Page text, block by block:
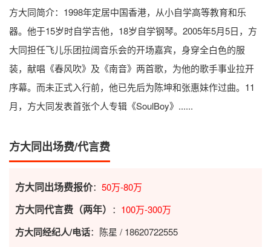
方大同简介：1998年定居中国香港，从小自学高等教育和乐
器。他于15岁时自学吉他，18岁自学钢琴。2005年5月5日，方
大同担任飞儿乐团拉阔音乐会的开场嘉宾，身穿全白色的服
装，献唱《春风吹》及《南音》两首歌，为他的歌手事业拉开
序幕。而未正式入行前，他已先后为陈坤和张惠妹作过曲。11
月，方大同发表首张个人专辑《SoulBoy》......
方大同出场费/代言费
方大同出场费报价： 50万-80万
方大同代言费（两年） ： 100万-300万
方大同经纪人/电话：陈星 / 18620722555